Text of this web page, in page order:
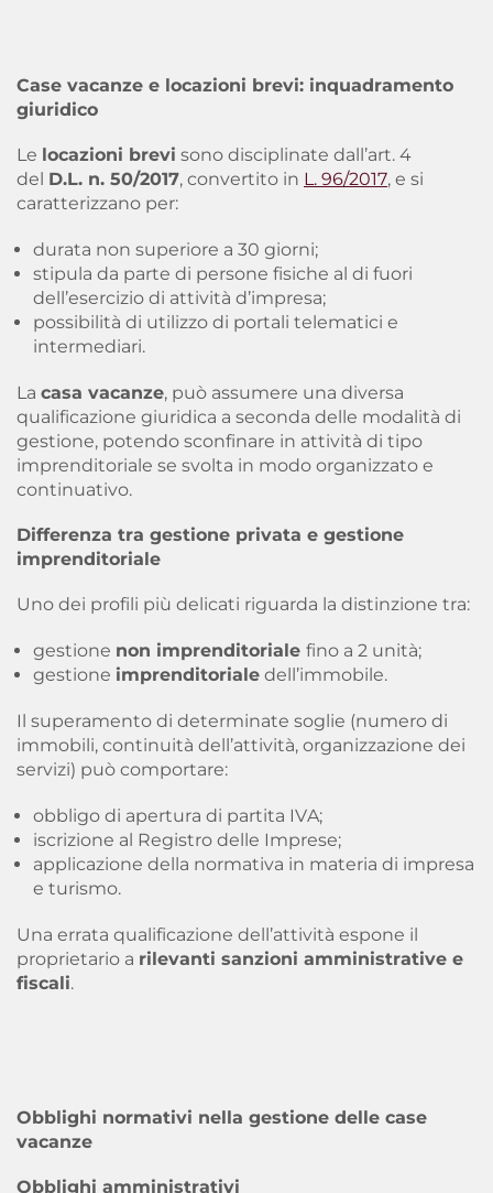
Case vacanze e locazioni brevi: inquadramento
giuridico
Le locazioni brevi sono disciplinate dall’art. 4
del D.L. n. 50/2017, convertito in L. 96/2017, e si
caratterizzano per:
durata non superiore a 30 giorni;
stipula da parte di persone fisiche al di fuori
dell’esercizio di attività d’impresa;
possibilità di utilizzo di portali telematici e
intermediari.
La casa vacanze, può assumere una diversa
qualificazione giuridica a seconda delle modalità di
gestione, potendo sconfinare in attività di tipo
imprenditoriale se svolta in modo organizzato e
continuativo.
Differenza tra gestione privata e gestione
imprenditoriale
Uno dei profili più delicati riguarda la distinzione tra:
gestione non imprenditoriale fino a 2 unità;
gestione imprenditoriale dell’immobile.
Il superamento di determinate soglie (numero di
immobili, continuità dell’attività, organizzazione dei
servizi) può comportare:
obbligo di apertura di partita IVA;
iscrizione al Registro delle Imprese;
applicazione della normativa in materia di impresa
e turismo.
Una errata qualificazione dell’attività espone il
proprietario a rilevanti sanzioni amministrative e
fiscali.
Obblighi normativi nella gestione delle case
vacanze
Obblighi amministrativi